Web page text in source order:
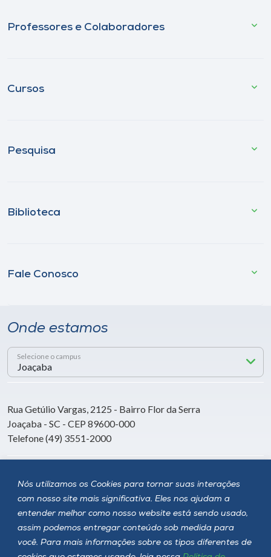
Nós utilizamos os Cookies para tornar suas interações
com nosso site mais significativa. Eles nos ajudam a
entender melhor como nosso website está sendo usado,
assim podemos entregar conteúdo sob medida para
você. Para mais informações sobre os tipos diferentes de
Professores e Colaboradores
Cursos
Pesquisa
Biblioteca
Fale Conosco
Onde estamos
Selecione o campus
Rua Getúlio Vargas, 2125 - Bairro Flor da Serra
Joaçaba - SC - CEP 89600-000
Telefone (49) 3551-2000
Siga a Unoesc